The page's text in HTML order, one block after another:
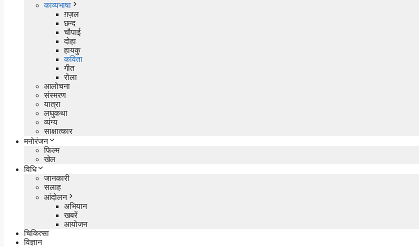
काव्यभाषा
ग़ज़ल
छन्द
चौपाई
दोहा
हायकु
कविता
गीत
रोला
आलोचना
संस्मरण
यात्रा
लघुकथा
व्यंग्य
साक्षात्कार
मनोरंजन
फिल्म
खेल
विधि
जानकारी
सलाह
आंदोलन
अभियान
खबरें
आयोजन
चिकित्सा
विज्ञान